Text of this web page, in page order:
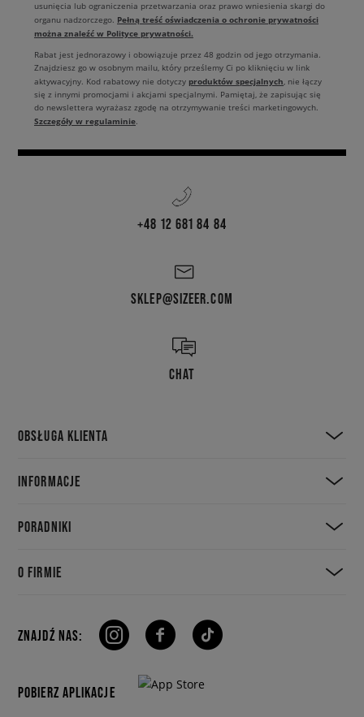
usunięcia lub ograniczenia przetwarzania oraz prawo wniesienia skargi do
organu nadzorczego. Pełną treść oświadczenia o ochronie prywatności
można znaleźć w Polityce prywatności.
Rabat jest jednorazowy i obowiązuje przez 48 godzin od jego otrzymania.
Znajdziesz go w osobnym mailu, który prześlemy Ci po kliknięciu w link
aktywacyjny. Kod rabatowy nie dotyczy produktów specjalnych, nie łączy
się z innymi promocjami i akcjami specjalnymi. Pamiętaj, że zapisując się
do newslettera wyrażasz zgodę na otrzymywanie treści marketingowych.
Szczegóły w regulaminie.
+48 12 681 84 84
SKLEP@SIZEER.COM
CHAT
OBSŁUGA KLIENTA
INFORMACJE
PORADNIKI
O FIRMIE
ZNAJDŹ NAS:
POBIERZ APLIKACJE